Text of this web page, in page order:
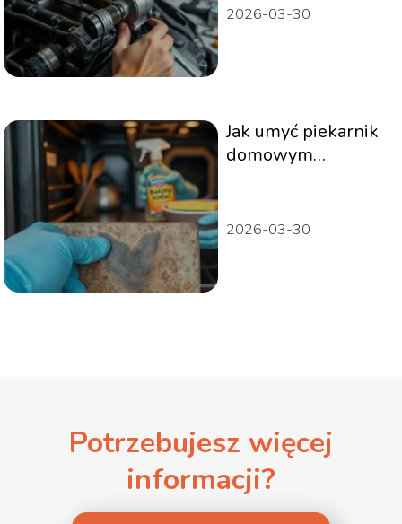
2026-03-30
Jak umyć piekarnik
domowym
2026-03-30
Potrzebujesz więcej
informacji?